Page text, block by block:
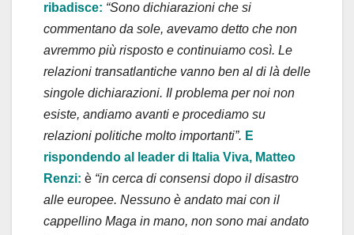
ribadisce: “Sono dichiarazioni che si
commentano da sole, avevamo detto che non
avremmo più risposto e continuiamo così. Le
relazioni transatlantiche vanno ben al di là delle
singole dichiarazioni. Il problema per noi non
esiste, andiamo avanti e procediamo su
relazioni politiche molto importanti”. E
rispondendo al leader di Italia Viva, Matteo
Renzi: è “in cerca di consensi dopo il disastro
alle europee. Nessuno è andato mai con il
cappellino Maga in mano, non sono mai andato